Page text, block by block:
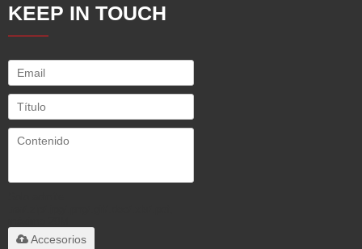
KEEP IN TOUCH
Accesorios